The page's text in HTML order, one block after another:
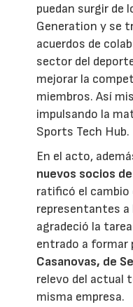
puedan surgir de
Generation y se
acuerdos de
sector del
mejorar la
miembros. Así
impulsando la
Sports Tech Hub.
En el acto,
nuevos socios
ratificó el cambio
representantes a
agradeció la
entrado a formar
Casanovas, de
relevo del actual
misma empresa.